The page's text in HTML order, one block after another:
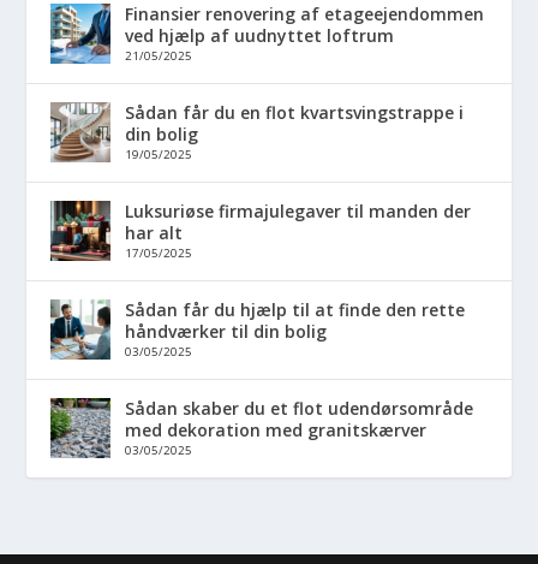
Finansier renovering af etageejendommen
ved hjælp af uudnyttet loftrum
21/05/2025
Sådan får du en flot kvartsvingstrappe i
din bolig
19/05/2025
Luksuriøse firmajulegaver til manden der
har alt
17/05/2025
Sådan får du hjælp til at finde den rette
håndværker til din bolig
03/05/2025
Sådan skaber du et flot udendørsområde
med dekoration med granitskærver
03/05/2025